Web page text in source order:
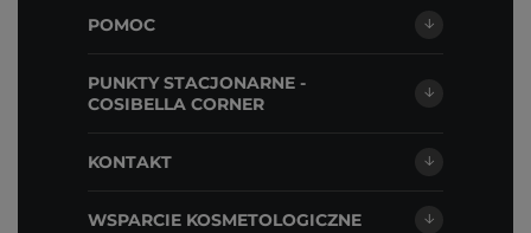
POMOC
PUNKTY STACJONARNE -
COSIBELLA CORNER
KONTAKT
WSPARCIE KOSMETOLOGICZNE